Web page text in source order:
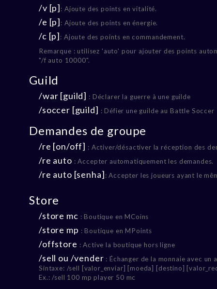
/v [p]: Ajoute des points en vitalité.
/e [p]: Ajoute des points en énergie.
/c [p]: Ajoute des points en commandement.
Remarque : utilisez 'auto' pour ajouter des points
"/f auto 10000".
Guild
/war [guild] : Déclarer la guerre à une guilde
/soccer [guild] : Défier une guilde au Battle Soccer
Demandes de groupe
/re [on/off] : Activer/désactiver la réception des
/re auto : Accepter automatiquement les demandes.
/re auto [senha]: Accepter les joueurs ayant le
Store
/store mc : Boutique en MCoins
/store mp : Boutique en MPoints
/offstore : Active la boutique hors ligne
/sell ou /vender : Échanger de la monnaie avec un
Sintaxe: /sell [valor_enviar] [moeda] [destino]
Ex.: /sell 100 mp player 50 mc